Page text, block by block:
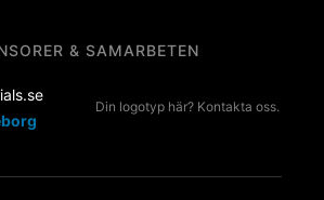
& SAMARBETEN
Din logotyp här? Kontakta oss.